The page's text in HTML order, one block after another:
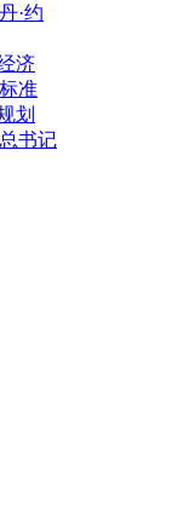
·约
济
准
划
书记